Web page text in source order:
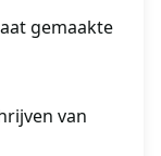
gemaakte
van